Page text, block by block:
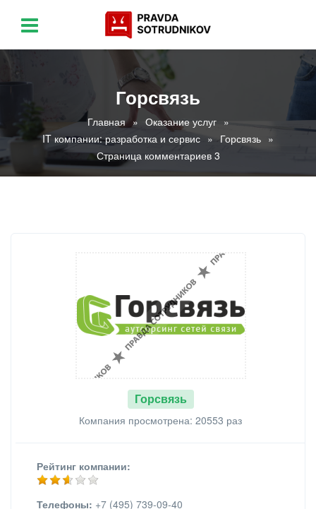
Горсвязь
Главная
Оказание услуг
IT компании: разработка и сервис
Горсвязь
Страница комментариев 3
Горсвязь
Компания просмотрена: 20553 раз
Рейтинг компании:
Телефоны: +7 (495) 739-09-40